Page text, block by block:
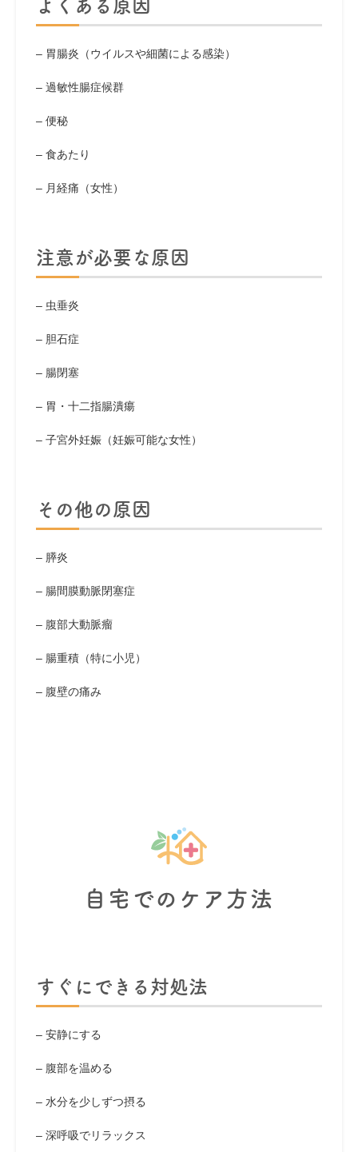
よくある原因
– 胃腸炎（ウイルスや細菌による感染）
– 過敏性腸症候群
– 便秘
– 食あたり
– 月経痛（女性）
注意が必要な原因
– 虫垂炎
– 胆石症
– 腸閉塞
– 胃・十二指腸潰瘍
– 子宮外妊娠（妊娠可能な女性）
その他の原因
– 膵炎
– 腸間膜動脈閉塞症
– 腹部大動脈瘤
– 腸重積（特に小児）
– 腹壁の痛み
自宅でのケア方法
すぐにできる対処法
– 安静にする
– 腹部を温める
– 水分を少しずつ摂る
– 深呼吸でリラックス